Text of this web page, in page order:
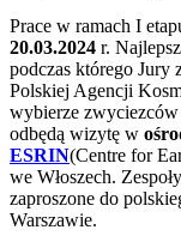
Prace w ramach I
20.03.2024 r.
podczas którego Jury
Polskiej Agencji
wybierze
odbędą wizytę w
ESRIN(Centre for
we Włoszech.
zaproszone do
Warszawie.